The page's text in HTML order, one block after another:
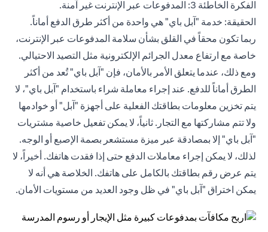
الفكرة الخاطئة 3: المدفوعات عبر الإنترنت غير آمنة.
الحقيقة: خدمة "آبل باي" هي واحدة من أكثر طرق الدفع أماناً.
ربما تكون محقاً في القلق بشأن سلامة المدفوعات عبر الإنترنت،
خاصة مع ارتفاع معدل الجرائم الإلكترونية مثل التصيد الاحتيالي.
ومع ذلك، عندما يتعلق الأمر بالأمان، فإن "آبل باي" تُعد من أكثر
الطرق أماناً للدفع. عند إجراء معاملة شراء باستخدام "آبل باي"، لا
يتم تخزين معلومات بطاقتك الفعلية على أجهزة "آبل" أو خوادمها
ولا تتم مشاركتها مع التجار. ثانياً، لا يمكن تفعيل خاصية مشتريات
"آبل باي" إلا بمصادقة عبر ميزة مستشعر بصمة الإصبع أو الوجه.
لذلك، لا يمكن إجراء معاملات الدفع حتى إذا فقدت هاتفك. أخيراً، لا
يتم عرض رقم بطاقتك بالكامل على هاتفك. الخلاصة هي أنه لا
يمكن اختراق "آبل باي" في ظل وجود العديد من مستويات الأمان.